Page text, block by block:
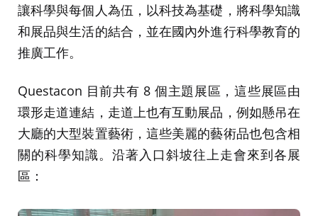
讓科學與每個人為伍，以科技為基礎，將科學知識
和展品與生活的結合，並在國內外進行科學教育的
推廣工作。
Questacon 目前共有 8 個主題展區，這些展區由
環形走道連結，走道上也有互動展品，例如懸吊在
大廳的大型裝置藝術，這些美麗的藝術品也包含相
關的科學知識。沿著入口斜坡往上走會來到各展
區：